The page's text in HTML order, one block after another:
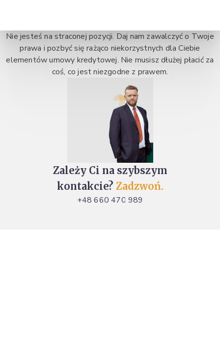
Nie jesteś na straconej pozycji. Daj nam zawalczyć o Twoje
prawa i pozbyć się rażąco niekorzystnych dla Ciebie
elementów umowy kredytowej. Nie musisz dłużej płacić za
coś, co jest niezgodne z prawem.
Zależy Ci na szybszym
kontakcie? Zadzwoń.
+48 660 470 989